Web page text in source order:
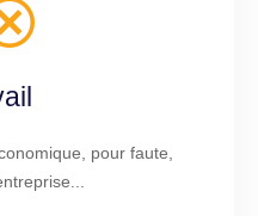
pour faute,